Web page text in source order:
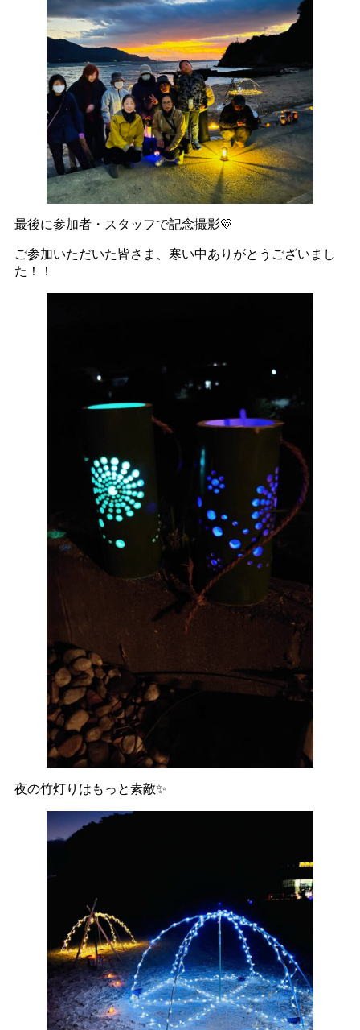
最後に参加者・スタッフで記念撮影💛
ご参加いただいた皆さま、寒い中ありがとうございまし
た！！
夜の竹灯りはもっと素敵✨